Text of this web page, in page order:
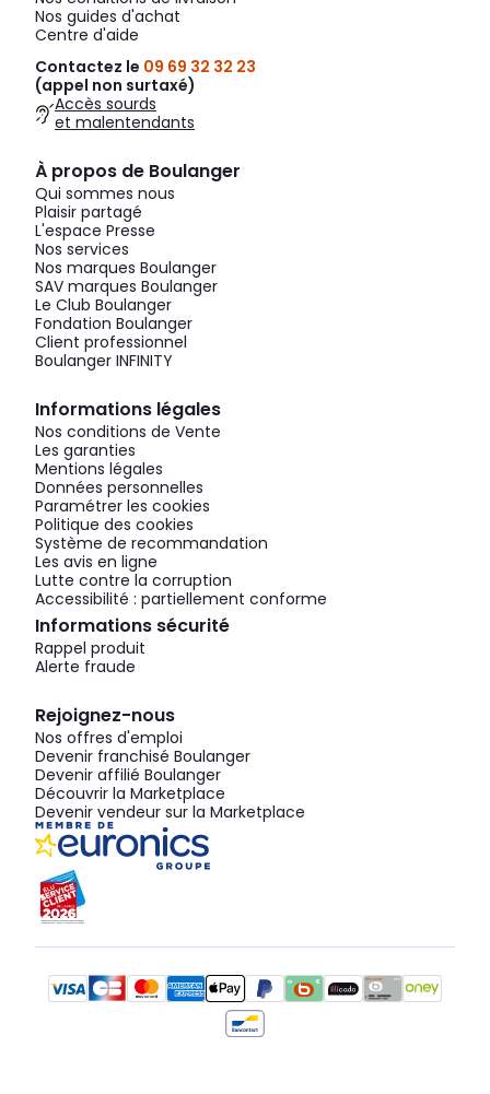
Nos guides d'achat
Centre d'aide
Contactez le 09 69 32 32 23
(appel non surtaxé)
Accès sourds
et malentendants
À propos de Boulanger
Qui sommes nous
Plaisir partagé
L'espace Presse
Nos services
Nos marques Boulanger
SAV marques Boulanger
Le Club Boulanger
Fondation Boulanger
Client professionnel
Boulanger INFINITY
Informations légales
Nos conditions de Vente
Les garanties
Mentions légales
Données personnelles
Paramétrer les cookies
Politique des cookies
Système de recommandation
Les avis en ligne
Lutte contre la corruption
Accessibilité : partiellement conforme
Informations sécurité
Rappel produit
Alerte fraude
Rejoignez-nous
Nos offres d'emploi
Devenir franchisé Boulanger
Devenir affilié Boulanger
Découvrir la Marketplace
Devenir vendeur sur la Marketplace